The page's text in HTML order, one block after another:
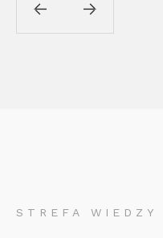
STREFA WIEDZY